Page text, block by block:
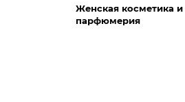
Женская косметика и
парфюмерия